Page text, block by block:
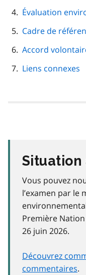
Évaluation
Cadre de
Accord
Liens connexes
Vous pouvez
l’examen par le
Première
26 juin 2026.
Découvrez
commentaires.